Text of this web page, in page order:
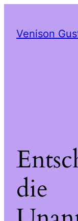
Venison
die